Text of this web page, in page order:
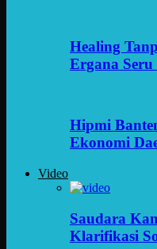
Healing
Ergana
Hipmi
Ekonomi
Video
Saudara
Klarifikasi